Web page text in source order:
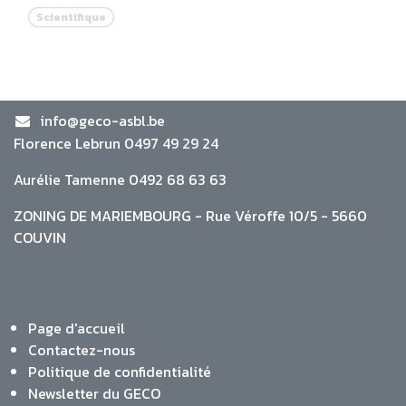
Scientifique
info@geco-asbl.be
Florence Lebrun 0497 49 29 24
Aurélie Tamenne 0492 68 63 63
ZONING DE MARIEMBOURG - Rue Véroffe 10/5 - 5660
COUVIN
Page d'accueil
Contactez-nous
Politique de confidentialité
Newsletter du GECO